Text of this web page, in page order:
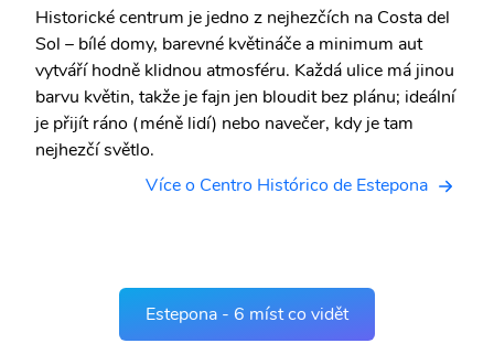
Historické centrum je jedno z nejhezčích na Costa del
Sol – bílé domy, barevné květináče a minimum aut
vytváří hodně klidnou atmosféru. Každá ulice má jinou
barvu květin, takže je fajn jen bloudit bez plánu; ideální
je přijít ráno (méně lidí) nebo navečer, kdy je tam
nejhezčí světlo.
Více o Centro Histórico de Estepona
Estepona - 6 míst co vidět